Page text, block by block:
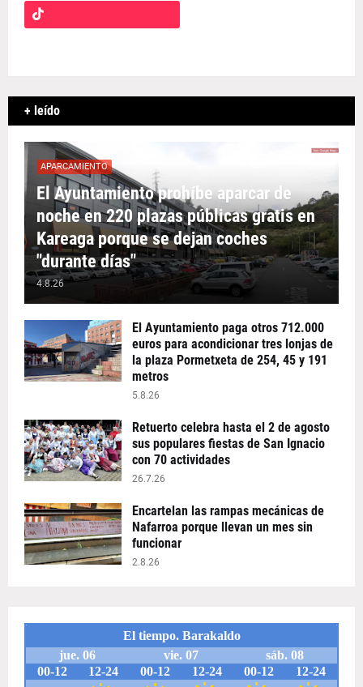
+ leído
APARCAMIENTO
El Ayuntamiento prohíbe aparcar de
noche en 220 plazas públicas gratis en
Kareaga porque se dejan coches
"durante días"
4.8.26
El Ayuntamiento paga otros 712.000
euros para acondicionar tres lonjas de
la plaza Pormetxeta de 254, 45 y 191
metros
5.8.26
Retuerto celebra hasta el 2 de agosto
sus populares fiestas de San Ignacio
con 70 actividades
26.7.26
Encartelan las rampas mecánicas de
Nafarroa porque llevan un mes sin
funcionar
2.8.26